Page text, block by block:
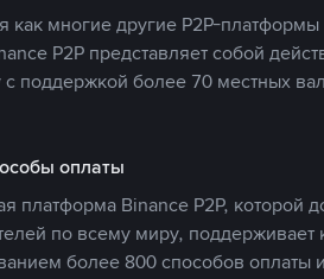
как многие другие P2P-
P2P представляет собой
поддержкой более 70 местных
оплаты
платформа Binance P2P, которой
по всему миру, поддерживает
более 800 способов оплаты